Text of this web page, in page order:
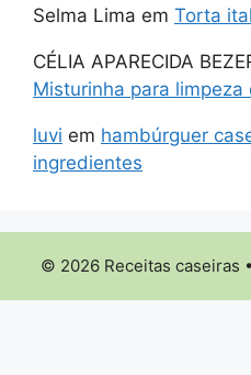
Selma Lima em Torta
CÉLIA APARECIDA
Misturinha para limpeza
luvi em hambúrguer
ingredientes
© 2026 Receitas caseiras